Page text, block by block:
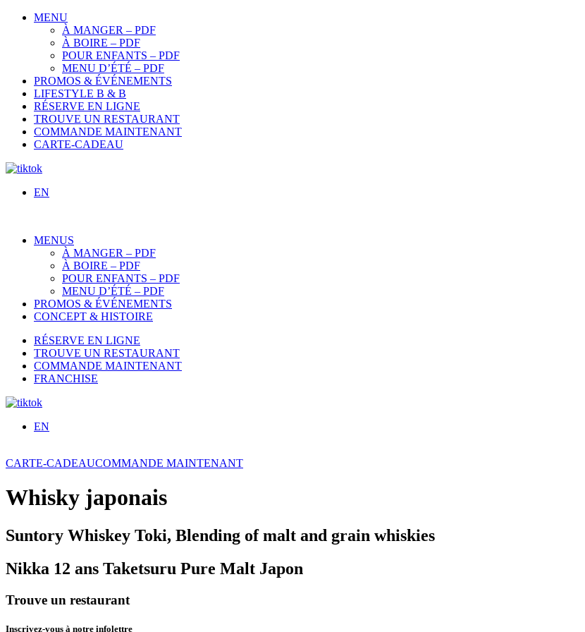
MENU
À MANGER – PDF
À BOIRE – PDF
POUR ENFANTS – PDF
MENU D’ÉTÉ – PDF
PROMOS & ÉVÉNEMENTS
LIFESTYLE B & B
RÉSERVE EN LIGNE
TROUVE UN RESTAURANT
COMMANDE MAINTENANT
CARTE-CADEAU
EN
MENUS
À MANGER – PDF
À BOIRE – PDF
POUR ENFANTS – PDF
MENU D’ÉTÉ – PDF
PROMOS & ÉVÉNEMENTS
CONCEPT & HISTOIRE
RÉSERVE EN LIGNE
TROUVE UN RESTAURANT
COMMANDE MAINTENANT
FRANCHISE
EN
CARTE-CADEAUCOMMANDE MAINTENANT
Whisky japonais
Suntory Whiskey Toki, Blending of malt and grain whiskies
Nikka 12 ans Taketsuru Pure Malt Japon
Trouve un restaurant
Inscrivez-vous à notre infolettre